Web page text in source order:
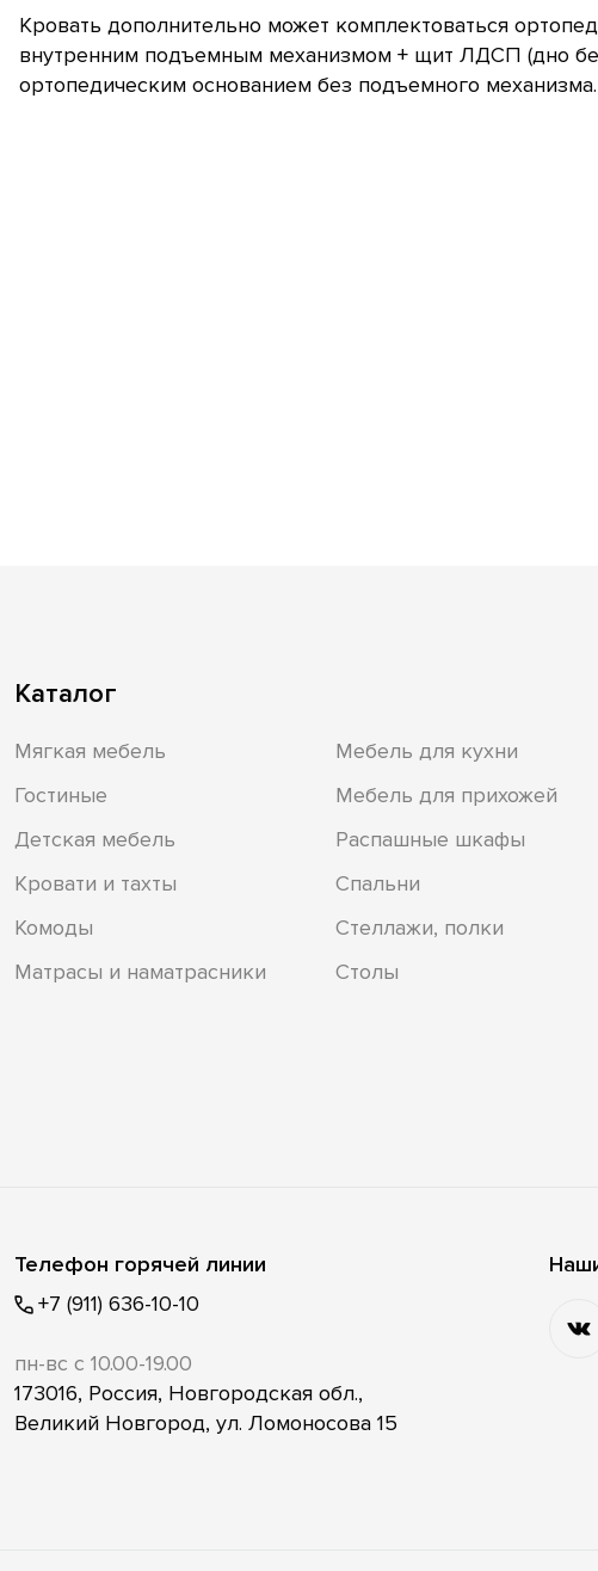
Кровать дополнительно может комплектоваться
внутренним подъемным механизмом + щит ЛДСП (дно
ортопедическим основанием без подъемного
Каталог
Мягкая мебель
Гостиные
Детская мебель
Кровати и тахты
Комоды
Матрасы и наматрасники
Мебель для кухни
Мебель для прихожей
Распашные шкафы
Спальни
Стеллажи, полки
Столы
Телефон горячей линии
+7 (911) 636-10-10
пн-вс с 10.00-19.00
173016, Россия, Новгородская обл.,
Великий Новгород, ул. Ломоносова 15